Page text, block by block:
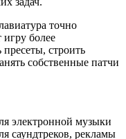
точно
игру более
строить
собственные патчи
электронной музыки
саундтреков, рекламы